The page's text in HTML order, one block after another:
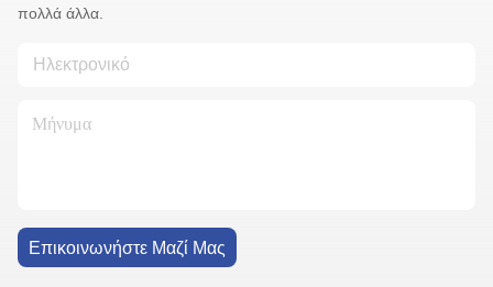
πολλά άλλα.
Επικοινωνήστε Μαζί Μας